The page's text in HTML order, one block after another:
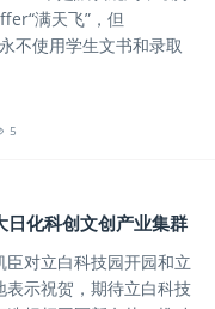
满天飞”，但
不使用学生文书和录取
5
日化科创文创产业集群
对立白科技园开园和立
示祝贺，期待立白科技